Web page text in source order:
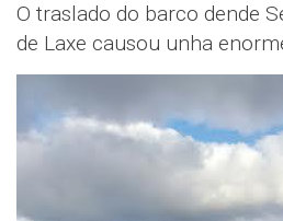
O traslado do barco dende
de Laxe causou unha